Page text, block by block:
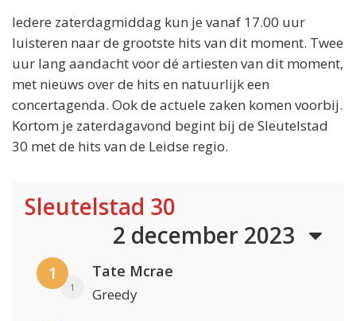
Iedere zaterdagmiddag kun je vanaf 17.00 uur
luisteren naar de grootste hits van dit moment. Twee
uur lang aandacht voor dé artiesten van dit moment,
met nieuws over de hits en natuurlijk een
concertagenda. Ook de actuele zaken komen voorbij.
Kortom je zaterdagavond begint bij de Sleutelstad
30 met de hits van de Leidse regio.
Sleutelstad 30
2 december 2023
1
1
Tate Mcrae
Greedy